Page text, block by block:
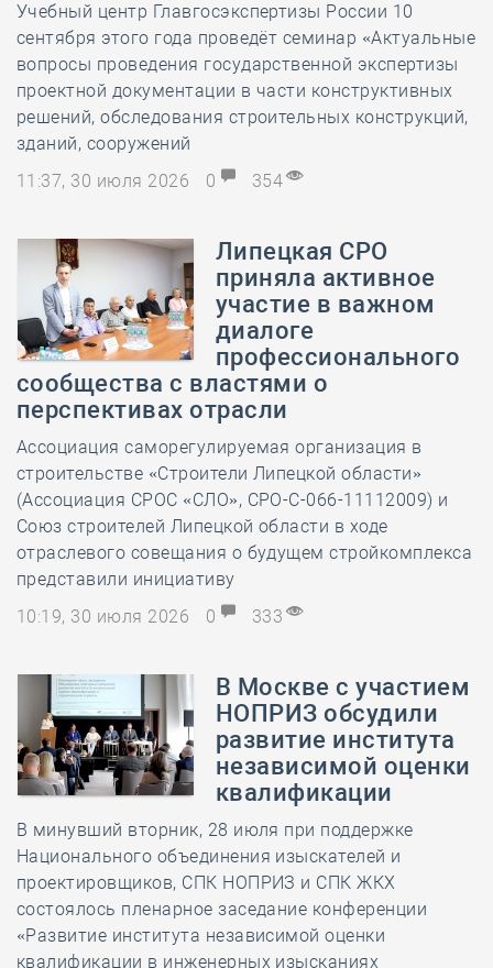
Учебный центр Главгосэкспертизы России 10
сентября этого года проведёт семинар «Актуальные
вопросы проведения государственной экспертизы
проектной документации в части конструктивных
решений, обследования строительных конструкций,
зданий, сооружений
11:37, 30 июля 2026
0 354
Липецкая СРО
приняла активное
участие в важном
диалоге
профессионального
сообщества с властями о
перспективах отрасли
Ассоциация саморегулируемая организация в
строительстве «Строители Липецкой области»
(Ассоциация СРОС «СЛО», СРО-С-066-11112009) и
Союз строителей Липецкой области в ходе
отраслевого совещания о будущем стройкомплекса
представили инициативу
10:19, 30 июля 2026
0 333
В Москве с участием
НОПРИЗ обсудили
развитие института
независимой оценки
квалификации
В минувший вторник, 28 июля при поддержке
Национального объединения изыскателей и
проектировщиков, СПК НОПРИЗ и СПК ЖКХ
состоялось пленарное заседание конференции
«Развитие института независимой оценки
квалификации в инженерных изысканиях